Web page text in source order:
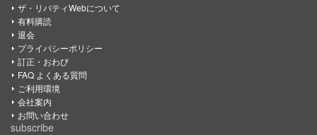
ザ・リバティWebについて
有料購読
退会
プライバシーポリシー
訂正・おわび
FAQ よくある質問
ご利用環境
会社案内
お問い合わせ
subscribe